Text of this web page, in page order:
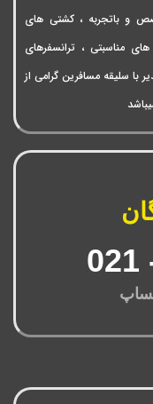
و باتجربه ، کشتی های
مناسبتی ، ترانسفرهای
سلیقه مسافرین گرامی از